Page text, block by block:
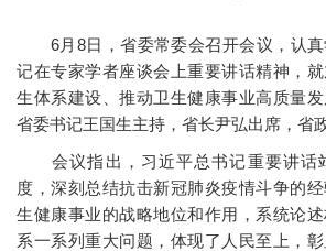
6月8日，省委常委会召开会议，认真
记在专家学者座谈会上重要讲话精神，
生体系建设、推动卫生健康事业高质量发
省委书记王国生主持，省长尹弘出席，省
会议指出，习近平总书记重要讲话
度，深刻总结抗击新冠肺炎疫情斗争的
生健康事业的战略地位和作用，系统论
系一系列重大问题，体现了人民至上，